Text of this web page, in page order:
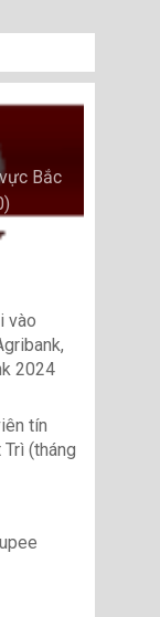
Bắc
vào
2024
tín
(tháng